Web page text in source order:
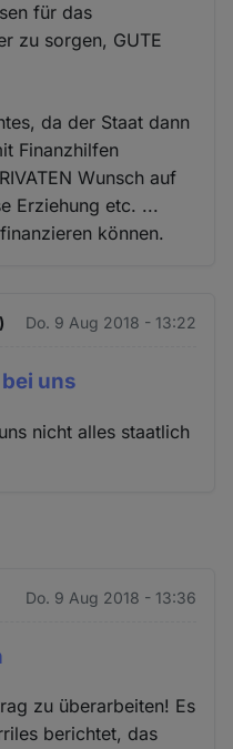
für das
zu sorgen, GUTE
da der Staat dann
Finanzhilfen
Wunsch auf
Erziehung etc. ...
können.
Do. 9 Aug 2018 - 13:22
uns
nicht alles staatlich
Do. 9 Aug 2018 - 13:36
zu überarbeiten! Es
berichtet, das